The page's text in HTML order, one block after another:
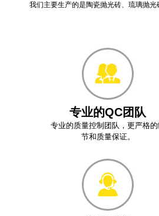
我们主要生产的是陶瓷抛光砖、琉璃抛
专业的QC团队
专业的质量控制团队，更严格的
节和质量保证。